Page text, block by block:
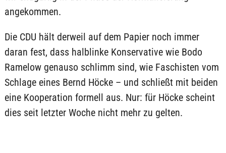
angekommen.
Die CDU hält derweil auf dem Papier noch immer
daran fest, dass halblinke Konservative wie Bodo
Ramelow genauso schlimm sind, wie Faschisten vom
Schlage eines Bernd Höcke – und schließt mit beiden
eine Kooperation formell aus. Nur: für Höcke scheint
dies seit letzter Woche nicht mehr zu gelten.